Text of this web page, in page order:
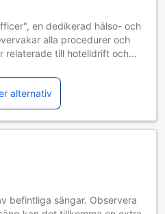
en dedikerad hälso- och
alla procedurer och
relaterade till hotelldrift och
vara begränsade eller
Kontakta boendet för mer
maskinöversatts.)
alternativ
befintliga sängar. Observera